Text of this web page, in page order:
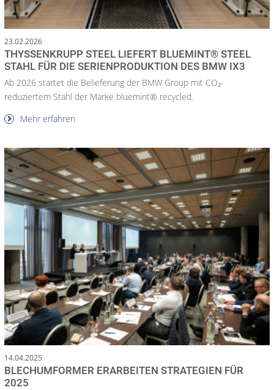
23.02.2026
THYSSENKRUPP STEEL LIEFERT BLUEMINT® STEEL
STAHL FÜR DIE SERIENPRODUKTION DES BMW IX3
Ab 2026 startet die Belieferung der BMW Group mit CO₂-
reduziertem Stahl der Marke bluemint® recycled.
Mehr erfahren
14.04.2025
BLECHUMFORMER ERARBEITEN STRATEGIEN FÜR
2025